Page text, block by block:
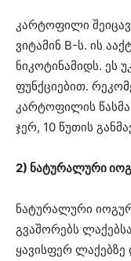
კარტოფილი
ვიტამინ B-ს. ის
ნიკოტინამიდს. ეს
ფუნქციებით.
კარტოფილის
ჯერ, 10 წუთის
2) ნატურალური
ნატურალური
გვაშორებს
ყავისფერ ლაქებზე